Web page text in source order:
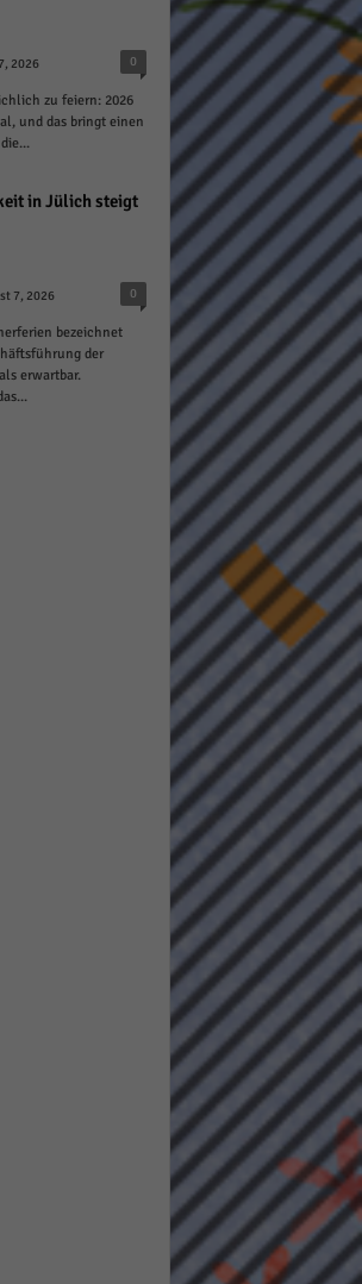
2026 0
zu feiern: 2026
und das bringt einen
in Jülich steigt
7, 2026 0
bezeichnet
der
erwartbar.